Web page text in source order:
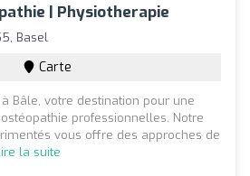
| Physiotherapie
Basel
Carte
à Bâle, votre destination pour une
professionnelles. Notre
vous offre des approches de
la suite